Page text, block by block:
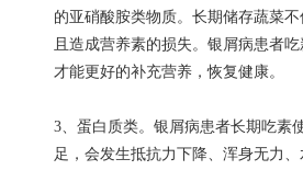
的亚硝酸胺类物质。长期储存蔬菜
且造成营养素的损失。银屑病患者吃
才能更好的补充营养，恢复健康。
3、蛋白质类。银屑病患者长期吃素
足，会发生抵抗力下降、浑身无力